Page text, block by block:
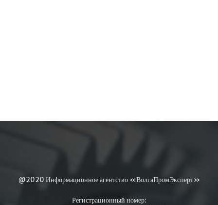
@2020 Информационное агентство «ВолгаПромЭксперт»
Регистрационный номер: